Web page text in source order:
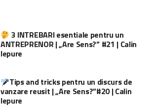
3 INTREBARI esentiale pentru un
ANTREPRENOR | „Are Sens?” #21 | Calin
Iepure
Tips and tricks pentru un discurs de
vanzare reusit | „Are Sens?”#20 | Calin
Iepure